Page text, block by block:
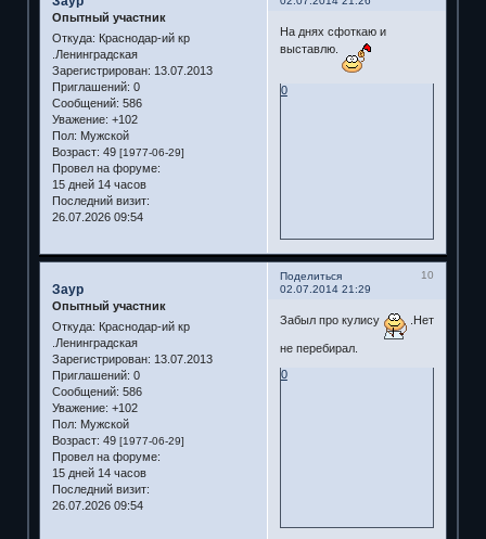
Опытный участник
Откуда: Краснодар-ий кр
.Ленинградская
Зарегистрирован: 13.07.2013
Приглашений: 0
Сообщений: 586
Уважение: +102
Пол: Мужской
Возраст: 49 [1977-06-29]
Провел на форуме:
15 дней 14 часов
Последний визит:
26.07.2026 09:54
На днях сфоткаю и
выставлю.
0
Поделиться
10
02.07.2014 21:29
Заур
Опытный участник
Откуда: Краснодар-ий кр
.Ленинградская
Зарегистрирован: 13.07.2013
Приглашений: 0
Сообщений: 586
Уважение: +102
Пол: Мужской
Возраст: 49 [1977-06-29]
Провел на форуме:
15 дней 14 часов
Последний визит:
26.07.2026 09:54
Забыл про кулису .Нет
не перебирал.
0